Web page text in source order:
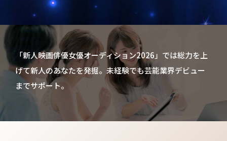
「新人映画俳優女優オーディション2026」では総力を上
げて新人のあなたを発掘。未経験でも芸能業界デビュー
までサポート。